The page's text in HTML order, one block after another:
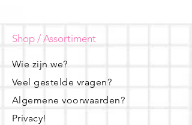
Shop / Assortiment
Wie zijn we?
Veel gestelde vragen?
Algemene voorwaarden?
Privacy!